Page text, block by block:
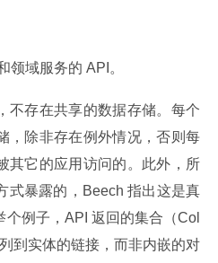
领域服务的 API。
不存在共享的数据存储。每个
，除非存在例外情况，否则每
其它的应用访问的。此外，所
式暴露的，Beech 指出这是真
例子，API 返回的集合（Col
到实体的链接，而非内嵌的对